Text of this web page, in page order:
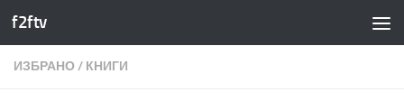
Към съдържанието
f2ftv
ИЗБРАНО / КНИГИ